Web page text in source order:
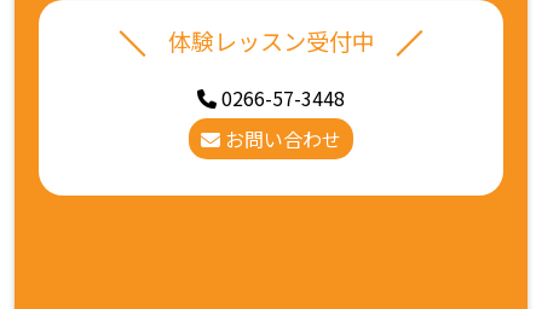
体験レッスン受付中
0266-57-3448
お問い合わせ